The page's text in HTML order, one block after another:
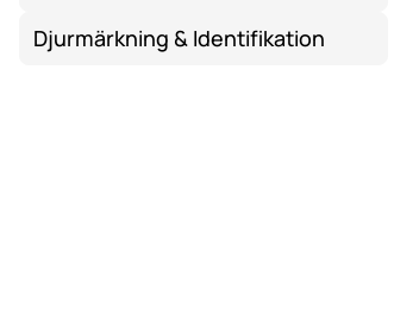
Djurmärkning & Identifikation